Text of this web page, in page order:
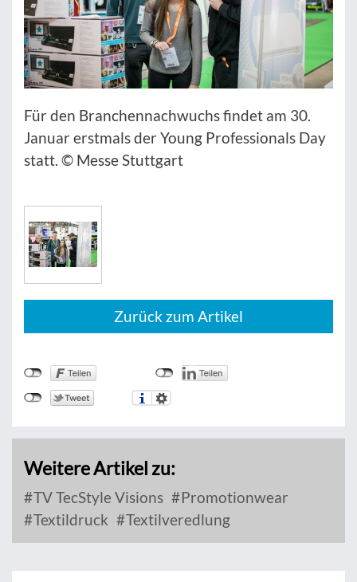
Für den Branchennachwuchs findet am 30.
Januar erstmals der Young Professionals Day
statt. © Messe Stuttgart
Zurück zum Artikel
Weitere Artikel zu:
TV TecStyle Visions
Promotionwear
Textildruck
Textilveredlung